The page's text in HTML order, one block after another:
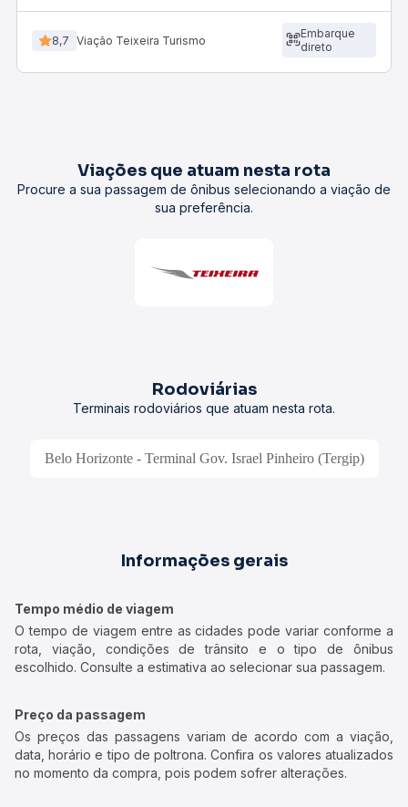
8,7 Viação Teixeira Turismo
Embarque
direto
Viações que atuam nesta rota
Procure a sua passagem de ônibus selecionando a viação de
sua preferência.
Rodoviárias
Terminais rodoviários que atuam nesta rota.
Belo Horizonte - Terminal Gov. Israel Pinheiro (Tergip)
Informações gerais
Tempo médio de viagem
O tempo de viagem entre as cidades pode variar conforme a
rota, viação, condições de trânsito e o tipo de ônibus
escolhido. Consulte a estimativa ao selecionar sua passagem.
Preço da passagem
Os preços das passagens variam de acordo com a viação,
data, horário e tipo de poltrona. Confira os valores atualizados
no momento da compra, pois podem sofrer alterações.